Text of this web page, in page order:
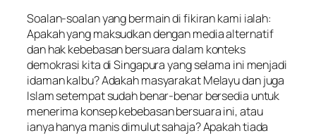
Soalan-soalan yang bermain di fikiran kami ialah:
Apakah yang maksudkan dengan media alternatif
dan hak kebebasan bersuara dalam konteks
demokrasi kita di Singapura yang selama ini menjadi
idaman kalbu? Adakah masyarakat Melayu dan juga
Islam setempat sudah benar-benar bersedia untuk
menerima konsep kebebasan bersuara ini, atau
ianya hanya manis dimulut sahaja? Apakah tiada